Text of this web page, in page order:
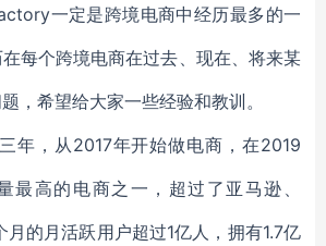
一定是跨境电商中经历最多的一
每个跨境电商在过去、现在、将来某
，希望给大家一些经验和教训。
年，从2017年开始做电商，在2019
最高的电商之一，超过了亚马逊、
的月活跃用户超过1亿人，拥有1.7亿